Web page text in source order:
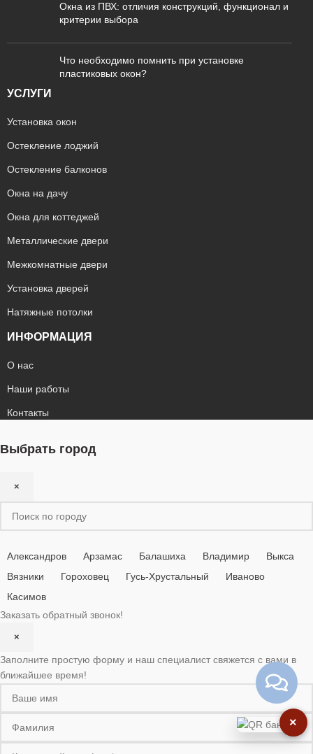
Окна из ПВХ: отличия конструкций, функционал и
критерии выбора
Что необходимо помнить при установке
пластиковых окон?
УСЛУГИ
Установка окон
Остекление лоджий
Остекление балконов
Окна на дачу
Окна для коттеджей
Металлические двери
Межкомнатные двери
Установка дверей
Натяжные потолки
ИНФОРМАЦИЯ
О нас
Наши работы
Контакты
Выбрать город
×
Александров Арзамас Балашиха Владимир
Выкса
Вязники
Гороховец Гусь-Хрустальный
Иваново
Касимов
×
Заказать обратный звонок!
×
Заполните простую форму и наш специалист свяжется с вами в
ближайшее время!